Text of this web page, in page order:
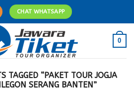
CHAT WHATSAPP
0
TAGGED “PAKET TOUR JOGJA
SERANG BANTEN”